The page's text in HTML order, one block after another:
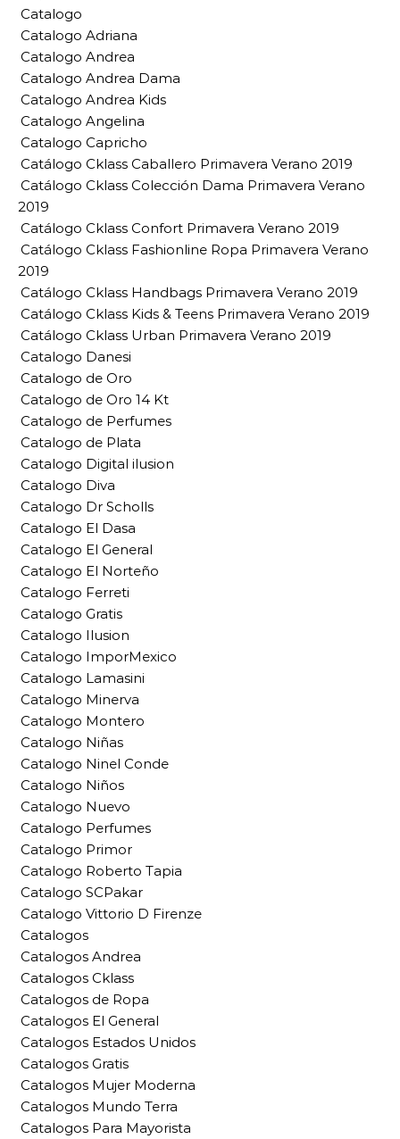
Catalogo
Catalogo Adriana
Catalogo Andrea
Catalogo Andrea Dama
Catalogo Andrea Kids
Catalogo Angelina
Catalogo Capricho
Catálogo Cklass Caballero Primavera Verano 2019
Catálogo Cklass Colección Dama Primavera Verano
2019
Catálogo Cklass Confort Primavera Verano 2019
Catálogo Cklass Fashionline Ropa Primavera Verano
2019
Catálogo Cklass Handbags Primavera Verano 2019
Catálogo Cklass Kids & Teens Primavera Verano 2019
Catálogo Cklass Urban Primavera Verano 2019
Catalogo Danesi
Catalogo de Oro
Catalogo de Oro 14 Kt
Catalogo de Perfumes
Catalogo de Plata
Catalogo Digital ilusion
Catalogo Diva
Catalogo Dr Scholls
Catalogo El Dasa
Catalogo El General
Catalogo El Norteño
Catalogo Ferreti
Catalogo Gratis
Catalogo Ilusion
Catalogo ImporMexico
Catalogo Lamasini
Catalogo Minerva
Catalogo Montero
Catalogo Niñas
Catalogo Ninel Conde
Catalogo Niños
Catalogo Nuevo
Catalogo Perfumes
Catalogo Primor
Catalogo Roberto Tapia
Catalogo SCPakar
Catalogo Vittorio D Firenze
Catalogos
Catalogos Andrea
Catalogos Cklass
Catalogos de Ropa
Catalogos El General
Catalogos Estados Unidos
Catalogos Gratis
Catalogos Mujer Moderna
Catalogos Mundo Terra
Catalogos Para Mayorista